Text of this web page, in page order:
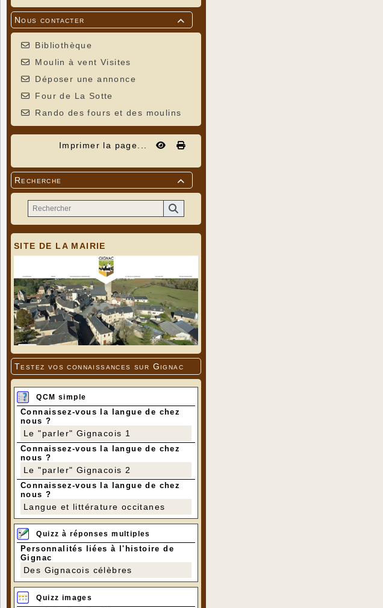

Nous contacter
Bibliothèque
Moulin à vent Visites
Déposer une annonce
Four de La Sotte
Rando des fours et des moulins
Imprimer la page...

Recherche
SITE DE LA MAIRIE
Testez vos connaissances sur Gignac
QCM simple
Connaissez-vous la langue de chez
nous ?
Le "parler" Gignacois 1
Connaissez-vous la langue de chez
nous ?
Le "parler" Gignacois 2
Connaissez-vous la langue de chez
nous ?
Langue et littérature occitanes
Quizz à réponses multiples
Personnalités liées à l'histoire de
Gignac
Des Gignacois célèbres
Quizz images